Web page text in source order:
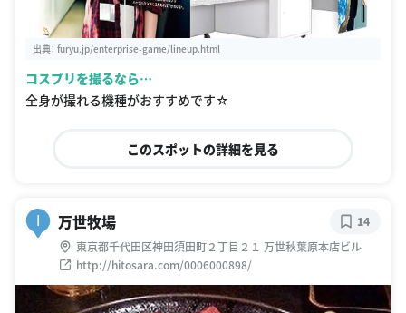
出典： furyu.jp/enterprise-game/lineup.html
コスプリを撮るなら…
全身が撮れる機種がおすすめです☆
このスポットの詳細を見る
万世牧場
東京都千代田区神田須田町２丁目２１ 万世秋葉原本店ビル
http://hitosara.com/0006000898/
14